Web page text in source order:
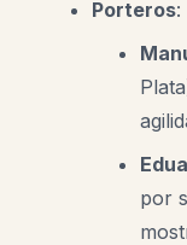
Porteros:
por